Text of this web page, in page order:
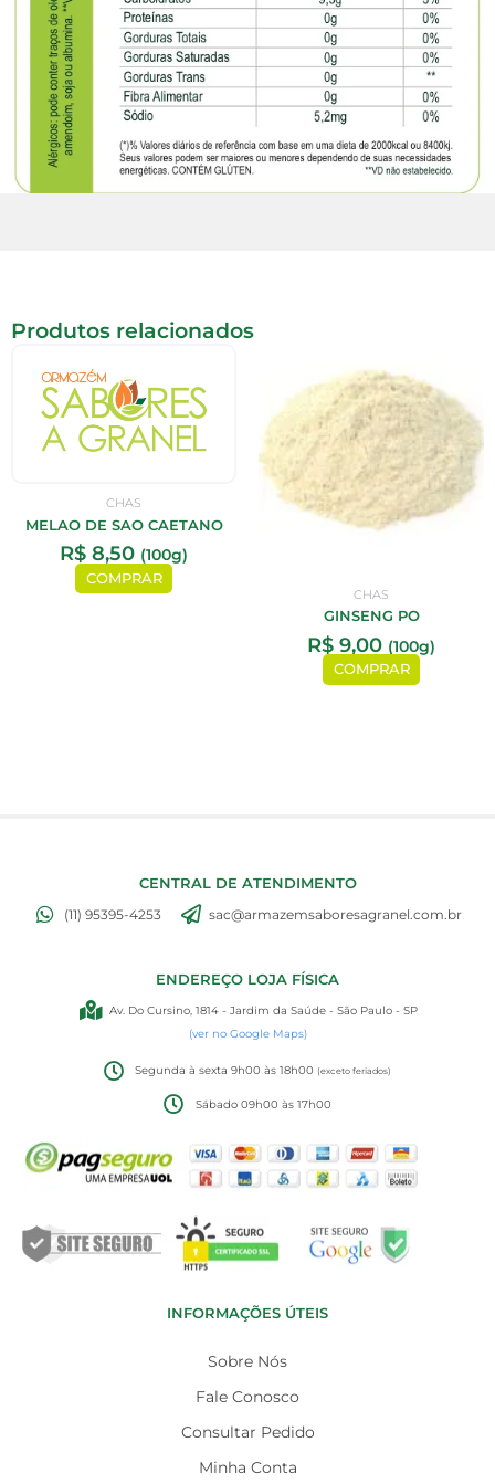
Produtos relacionados
CHAS
MELAO DE SAO CAETANO
R$ 8,50 (100g)
COMPRAR
CHAS
GINSENG PO
R$ 9,00 (100g)
COMPRAR
CENTRAL DE ATENDIMENTO
(11) 95395-4253 sac@armazemsaboresagranel.com.br
ENDEREÇO LOJA FÍSICA
Av. Do Cursino, 1814 - Jardim da Saúde - São Paulo - SP
(ver no Google Maps)
Segunda à sexta 9h00 às 18h00(exceto feriados)
Sábado 09h00 às 17h00
INFORMAÇÕES ÚTEIS
Sobre Nós
Fale Conosco
Consultar Pedido
Minha Conta